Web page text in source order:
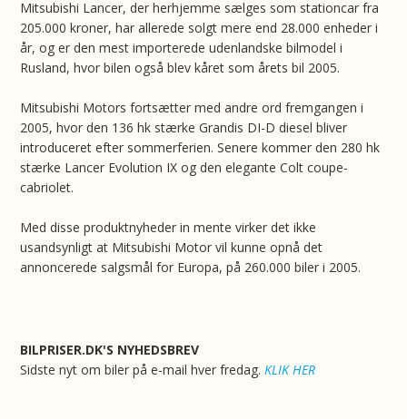
Mitsubishi Lancer, der herhjemme sælges som stationcar fra
205.000 kroner, har allerede solgt mere end 28.000 enheder i
år, og er den mest importerede udenlandske bilmodel i
Rusland, hvor bilen også blev kåret som årets bil 2005.
Mitsubishi Motors fortsætter med andre ord fremgangen i
2005, hvor den 136 hk stærke Grandis DI-D diesel bliver
introduceret efter sommerferien. Senere kommer den 280 hk
stærke Lancer Evolution IX og den elegante Colt coupe-
cabriolet.
Med disse produktnyheder in mente virker det ikke
usandsynligt at Mitsubishi Motor vil kunne opnå det
annoncerede salgsmål for Europa, på 260.000 biler i 2005.
BILPRISER.DK'S NYHEDSBREV
Sidste nyt om biler på e-mail hver fredag.KLIK HER